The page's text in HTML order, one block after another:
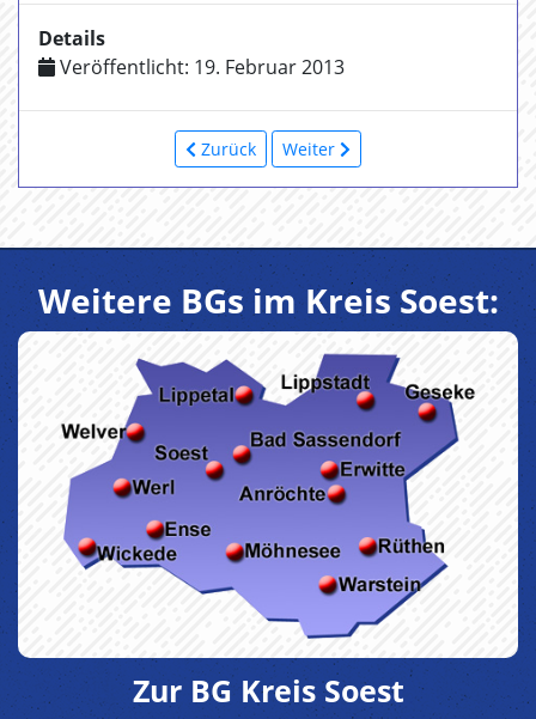
Details
Veröffentlicht: 19. Februar 2013
Zurück Weiter
Weitere BGs im Kreis Soest:
Zur BG Kreis Soest